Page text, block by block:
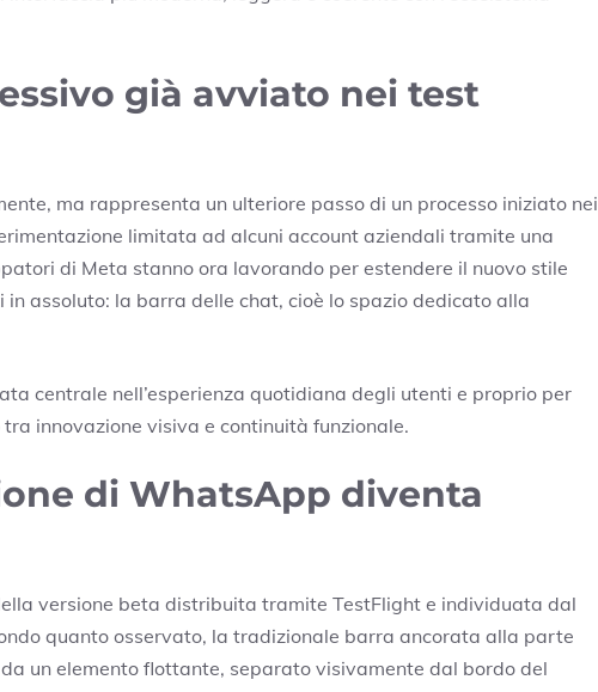
già avviato nei test
ma rappresenta un ulteriore passo di un processo iniziato nei
limitata ad alcuni account aziendali tramite una
di Meta stanno ora lavorando per estendere il nuovo stile
assoluto: la barra delle chat, cioè lo spazio dedicato alla
centrale nell’esperienza quotidiana degli utenti e proprio per
innovazione visiva e continuità funzionale.
di WhatsApp diventa
versione beta distribuita tramite TestFlight e individuata dal
quanto osservato, la tradizionale barra ancorata alla parte
un elemento flottante, separato visivamente dal bordo del